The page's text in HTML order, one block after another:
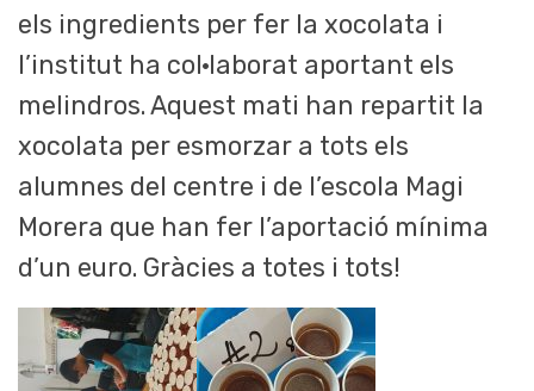
els ingredients per fer la xocolata i
l’institut ha col·laborat aportant els
melindros. Aquest mati han repartit la
xocolata per esmorzar a tots els
alumnes del centre i de l’escola Magi
Morera que han fer l’aportació mínima
d’un euro. Gràcies a totes i tots!